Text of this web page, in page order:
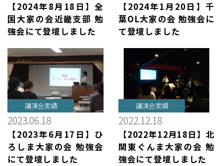
【2024年8月18日】全
国大家の会近畿支部 勉
強会にて登壇しました
【2024年1月20日】千
葉OL大家の会 勉強会に
て登壇しました
講演会実績
2023.06.18
【2023年6月17日】ひ
ろしま大家の会 勉強会
にて登壇しました
講演会実績
2022.12.18
【2022年12月18日】北
関東ぐんま大家の会 勉
強会にて登壇しました